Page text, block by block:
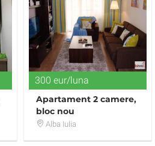
300 eur/luna
Apartament 2 camere,
bloc nou
Alba Iulia